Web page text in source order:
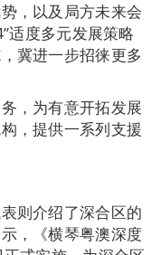
，以及局方未来会
适度多元发展策略
冀进一步招徕更多
，为有意开拓发展
，提供一系列支援
则介绍了深合区的
，《横琴粤澳深度